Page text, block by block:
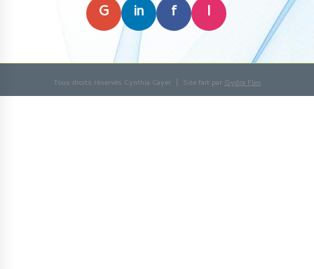
G in f I
Tous droits réservés Cynthia Cayer | Site fait parGydra Flex